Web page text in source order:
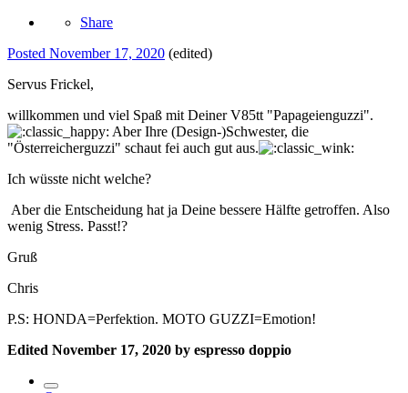
Share
Posted November 17, 2020 (edited)
Servus Frickel,
willkommen und viel Spaß mit Deiner V85tt "Papageienguzzi".
Aber Ihre (Design-)Schwester, die
"Österreicherguzzi" schaut fei auch gut aus.
Ich wüsste nicht welche?
Aber die Entscheidung hat ja Deine bessere Hälfte getroffen. Also
wenig Stress. Passt!?
Gruß
Chris
P.S: HONDA=Perfektion. MOTO GUZZI=Emotion!
Edited November 17, 2020 by espresso doppio